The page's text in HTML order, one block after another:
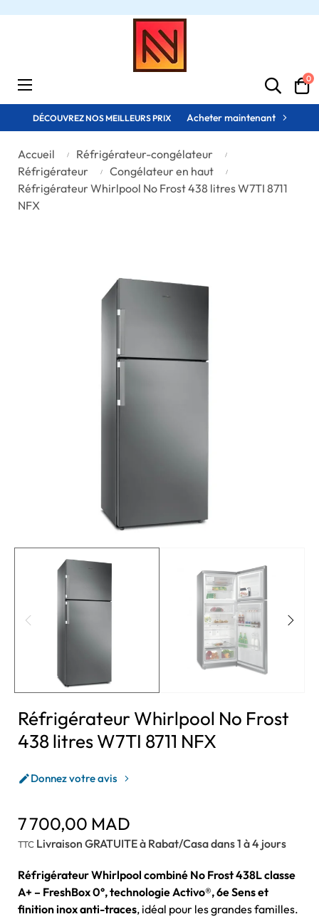
Basculer
la
navigation
☰ 0
DÉCOUVREZ NOS MEILLEURS PRIX Acheter maintenant
Accueil
Réfrigérateur-congélateur
Réfrigérateur
Congélateur en haut
Réfrigérateur Whirlpool No Frost 438 litres W7TI 8711
NFX
Réfrigérateur Whirlpool No Frost
438 litres W7TI 8711 NFX
Donnez votre avis
7 700,00 MAD
TTC Livraison GRATUITE à Rabat/Casa dans 1 à 4 jours
Réfrigérateur Whirlpool combiné No Frost 438L classe
A+ – FreshBox 0°, technologie Activo®, 6e Sens et
finition inox anti-traces, idéal pour les grandes familles.